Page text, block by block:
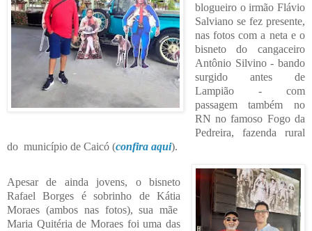
blogueiro o irmão Flávio
Salviano se fez presente,
nas fotos com a neta e o
bisneto do cangaceiro
Antônio Silvino - bando
surgido antes de
Lampião - com
passagem também no
RN no famoso Fogo da
Pedreira, fazenda rural
do município de Caicó (confira aqui).
Apesar de ainda jovens, o bisneto
Rafael Borges é sobrinho de Kátia
Moraes (ambos nas fotos), sua mãe
Maria Quitéria de Moraes foi uma das